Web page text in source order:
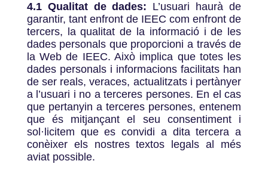
4.1 Qualitat de dades: L’usuari haurà de
garantir, tant enfront de IEEC com enfront de
tercers, la qualitat de la informació i de les
dades personals que proporcioni a través de
la Web de IEEC. Això implica que totes les
dades personals i informacions facilitats han
de ser reals, veraces, actualitzats i pertànyer
a l’usuari i no a terceres persones. En el cas
que pertanyin a terceres persones, entenem
que és mitjançant el seu consentiment i
sol·licitem que es convidi a dita tercera a
conèixer els nostres textos legals al més
aviat possible.